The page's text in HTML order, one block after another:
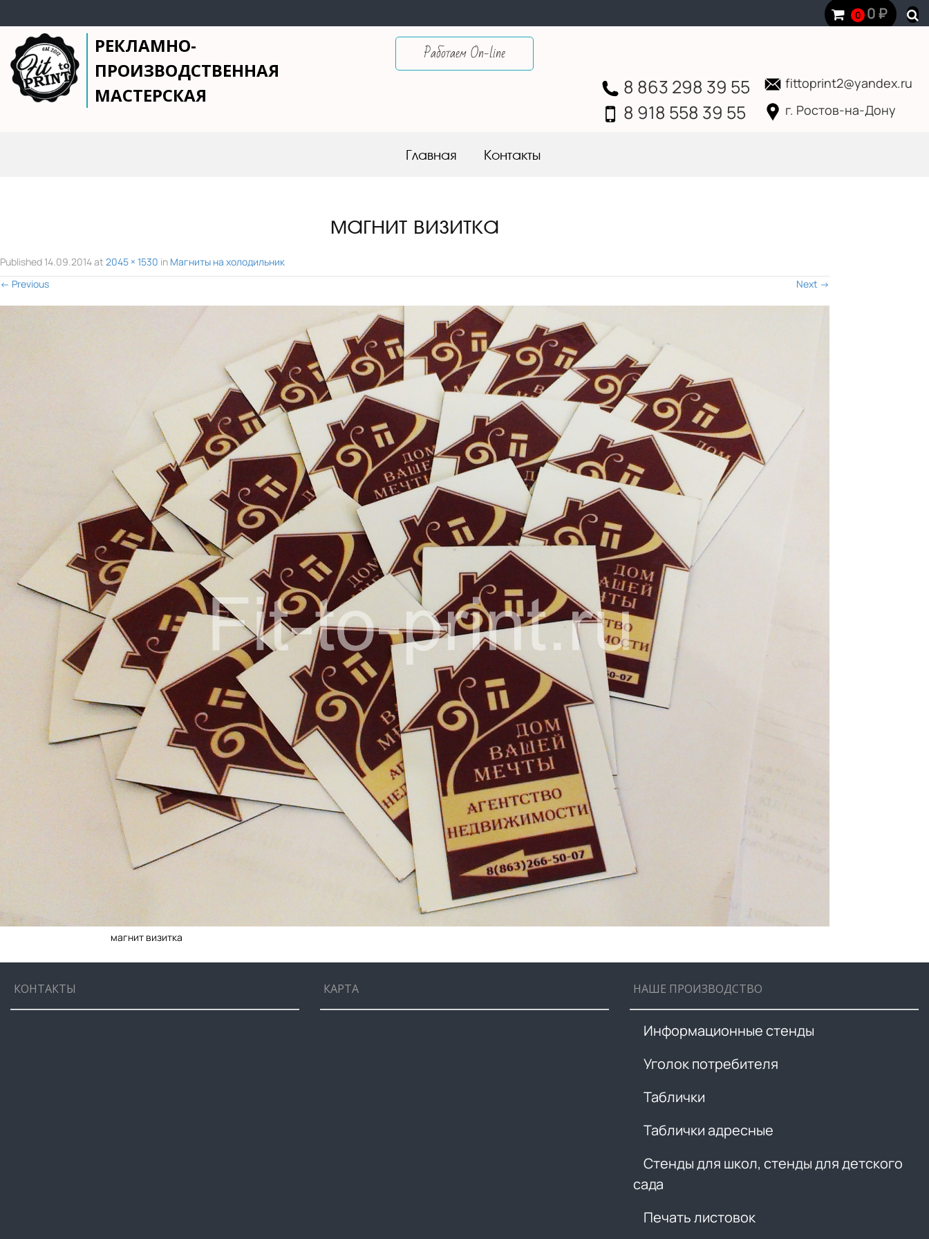
0 0₽
РЕКЛАМНО-
ПРОИЗВОДСТВЕННАЯ
МАСТЕРСКАЯ
Работаем On-line
8 863 298 39 55
8 918 558 39 55
fittoprint2@yandex.ru
г. Ростов-на-Дону
Skip to content
Главная Контакты
магнит визитка
Published 14.09.2014at 2045 × 1530 in Магниты на холодильник
← Previous Next →
магнит визитка
КОНТАКТЫ КАРТА НАШЕ ПРОИЗВОДСТВО
Информационные стенды
Уголок потребителя
Таблички
Таблички адресные
Стенды для школ, стенды для детского
сада
Печать листовок